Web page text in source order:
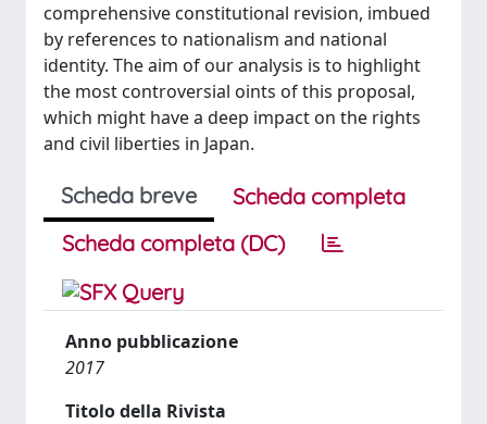
comprehensive constitutional revision, imbued
by references to nationalism and national
identity. The aim of our analysis is to highlight
the most controversial oints of this proposal,
which might have a deep impact on the rights
and civil liberties in Japan.
Scheda breve
Scheda completa
Scheda completa (DC)
Anno pubblicazione
2017
Titolo della Rivista